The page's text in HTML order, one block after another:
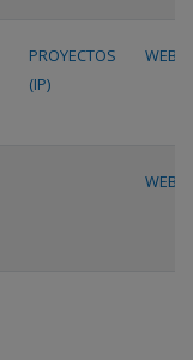
PROYECTOS
(IP)
WEB
WEB